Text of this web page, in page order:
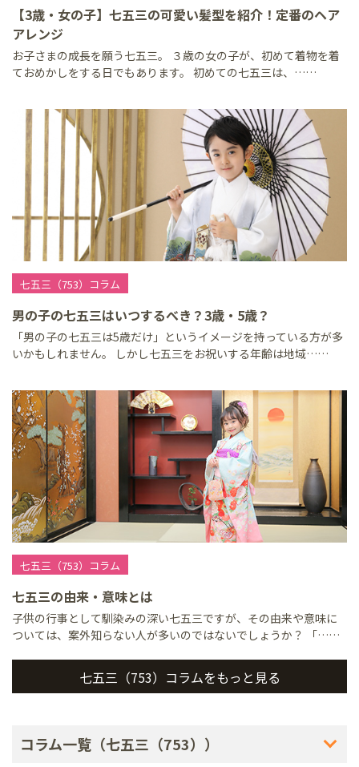
【3歳・女の子】七五三の可愛い髪型を紹介！定番のヘア
アレンジ
お子さまの成長を願う七五三。 ３歳の女の子が、初めて着物を着
ておめかしをする日でもあります。 初めての七五三は、……
七五三（753）コラム
男の子の七五三はいつするべき？3歳・5歳？
「男の子の七五三は5歳だけ」というイメージを持っている方が多
いかもしれません。 しかし七五三をお祝いする年齢は地域……
七五三（753）コラム
七五三の由来・意味とは
子供の行事として馴染みの深い七五三ですが、その由来や意味に
ついては、案外知らない人が多いのではないでしょうか？ 「……
七五三（753）コラムをもっと見る
コラム一覧（七五三（753））